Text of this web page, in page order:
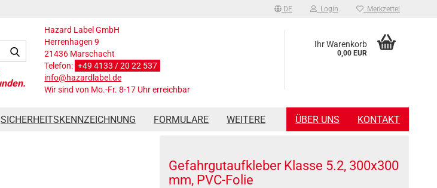
DE Login Merkzettel
Suche...
Hazard Label GmbH
Herrenhagen 9
21436 Marschacht
Telefon: +49 4133 / 20 22 537
info@hazardlabel.de
Wir sind von Mo.-Fr. 8-17 Uhr erreichbar
Ihr Warenkorb
0,00 EUR
SICHERHEITSKENNZEICHNUNG FORMULARE ÜBER UNS KONTAKT
WEITERE
Gefahrgutaufkleber Klasse 5.2, 300x300
mm, PVC-Folie